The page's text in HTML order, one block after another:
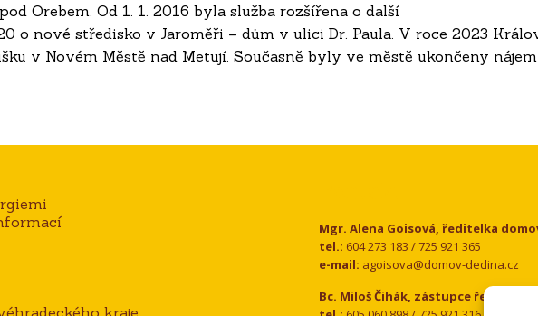
Orebem. Od 1. 1. 2016 byla služba rozšířena o další
o nové středisko v Jaroměři – dům v ulici Dr. Paula. V roce 2023
v Novém Městě nad Metují. Současně byly ve městě ukončeny
kraje
Mgr. Alena Goisová, ředitelka
tel.: 604 273 183 / 725 921 365
e-mail: agoisova@domov-dedina.cz
Bc. Miloš Čihák, zástupce ředitele